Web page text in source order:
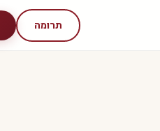
תרומה